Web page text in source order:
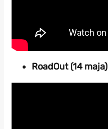
RoadOut (14 maja)